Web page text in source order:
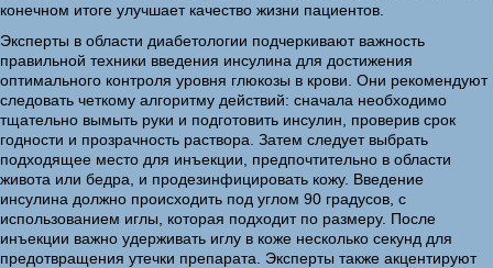
конечном итоге улучшает качество жизни пациентов.
Эксперты в области диабетологии подчеркивают важность
правильной техники введения инсулина для достижения
оптимального контроля уровня глюкозы в крови. Они рекомендуют
следовать четкому алгоритму действий: сначала необходимо
тщательно вымыть руки и подготовить инсулин, проверив срок
годности и прозрачность раствора. Затем следует выбрать
подходящее место для инъекции, предпочтительно в области
живота или бедра, и продезинфицировать кожу. Введение
инсулина должно происходить под углом 90 градусов, с
использованием иглы, которая подходит по размеру. После
инъекции важно удерживать иглу в коже несколько секунд для
предотвращения утечки препарата. Эксперты также акцентируют